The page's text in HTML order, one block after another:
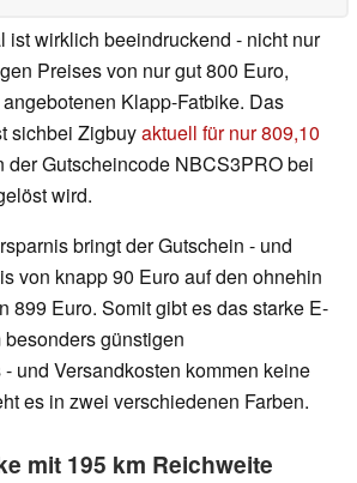
ist wirklich beeindruckend - nicht nur
Preises von nur gut 800 Euro,
Klapp-Fatbike. Das
sichbei Zigbuyaktuell für nur 809,10
der Gutscheincode NBCS3PRO bei
wird.
bringt der Gutschein - und
von knapp 90 Euro auf den ohnehin
899 Euro. Somit gibt es das starke E-
günstigen
und Versandkosten kommen keine
es in zwei verschiedenen Farben.
mit 195 km Reichweite